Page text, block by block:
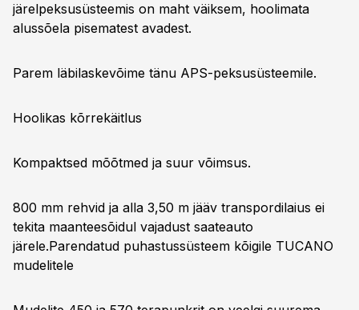
järelpeksusüsteemis on maht väiksem, hoolimata
alussõela pisematest avadest.
Parem läbilaskevõime tänu APS-peksusüsteemile.
Hoolikas kõrrekäitlus
Kompaktsed mõõtmed ja suur võimsus.
800 mm rehvid ja alla 3,50 m jääv transpordilaius ei
tekita maanteesõidul vajadust saateauto
järele.Parendatud puhastussüsteem kõigile TUCANO
mudelitele